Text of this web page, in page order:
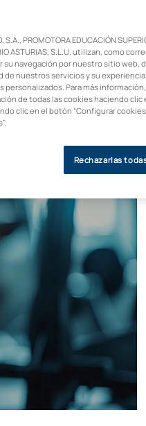
nutrición,
en este post.
S.A., PROMOTORA EDUCACIÓN
ASTURIAS, S.L.U. utilizan, como
su navegación por nuestro sitio web,
de nuestros servicios y su
Para más
de todas las cookies haciendo clic
clic en el botón “Configurar
Rechazarlas